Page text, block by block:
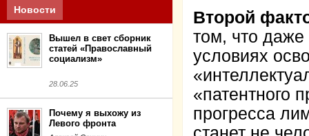
Новости
Вышел в свет сборник
статей «Православный
социализм»
28.06.25
Почему я выхожу из
Левого фронта
Второй
том, что
условиях
«патентного
прогресса